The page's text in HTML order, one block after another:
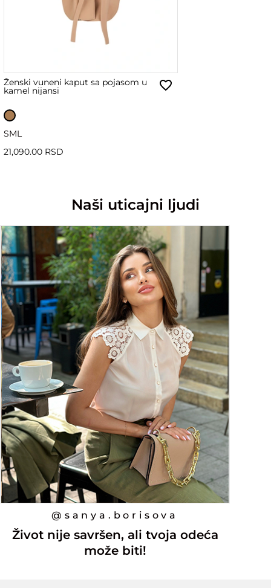
Ženski vuneni kaput sa pojasom u
kamel nijansi
SML
21,090.00 RSD
Naši uticajni ljudi
@sanya.borisova
Život nije savršen, ali tvoja odeća
može biti!